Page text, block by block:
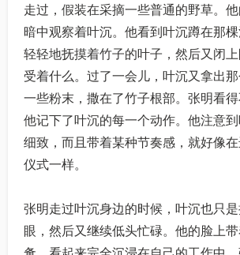
走过，假装在采摘一些普通的野草。
暗中观察着叶沉。他看到叶沉蹲在那
轻轻地抚摸着竹子的叶子，然后又闭
受着什么。过了一会儿，叶沉又拿出
一些粉末，撒在了竹子根部。张明看
他记下了叶沉的每一个动作。他注意
细致，而且带着某种节奏感，就好像
仪式一样。
张明走过叶沉身边的时候，叶沉也只
眼，然后又继续低头忙碌。他的脸上